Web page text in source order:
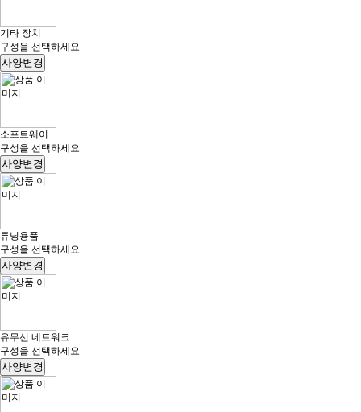
기타 장치
구성을 선택하세요
사양변경
소프트웨어
구성을 선택하세요
사양변경
튜닝용품
구성을 선택하세요
사양변경
유무선 네트워크
구성을 선택하세요
사양변경